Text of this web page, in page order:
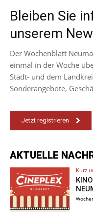
Bleiben Sie
unserem
Der Wochenblatt
einmal in der Woche
Stadt- und dem
Sonderangebote,
Jetzt registrieren
AKTUELLE
Kurz